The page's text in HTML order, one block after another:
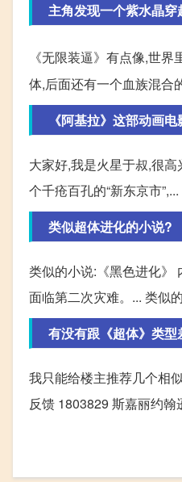
主角发现一个紫水晶
《无限装逼》有点像,世
体,后面还有一个血族混合
《阿基拉》这部动画
大家好,我是火星于叔,很
个千疮百孔的“新东京市”,...
类似超体进化的小说?
类似的小说:《黑色进化》
面临第二次灾难。... 类似的
有没有跟《超体》类
我只能给楼主推荐几个相
反馈 1803829 斯嘉丽约翰